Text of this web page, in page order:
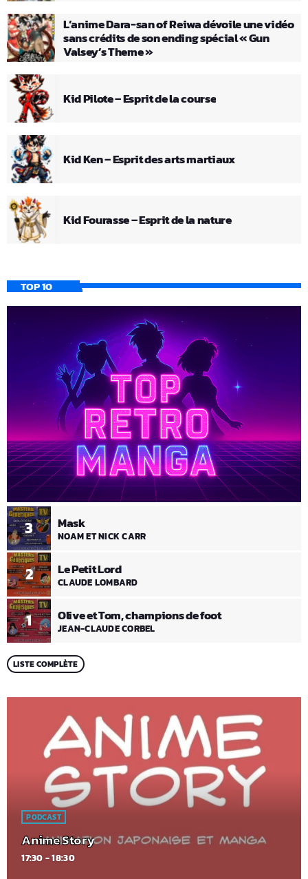
L’anime Dara-san of Reiwa dévoile une vidéo
sans crédits de son ending spécial « Gun
Valsey’s Theme »
Kid Pilote – Esprit de la course
Kid Ken – Esprit des arts martiaux
Kid Fourasse – Esprit de la nature
TOP 10
1 Olive et Tom, champions de foot
JEAN-CLAUDE CORBEL
2 Le Petit Lord
CLAUDE LOMBARD
3 Mask
NOAM ET NICK CARR
LISTE COMPLÈTE
PODCAST
Anime Story
17:30 - 18:30